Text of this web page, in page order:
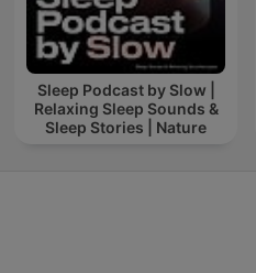
Sleep Podcast by Slow |
Relaxing Sleep Sounds &
Sleep Stories | Nature